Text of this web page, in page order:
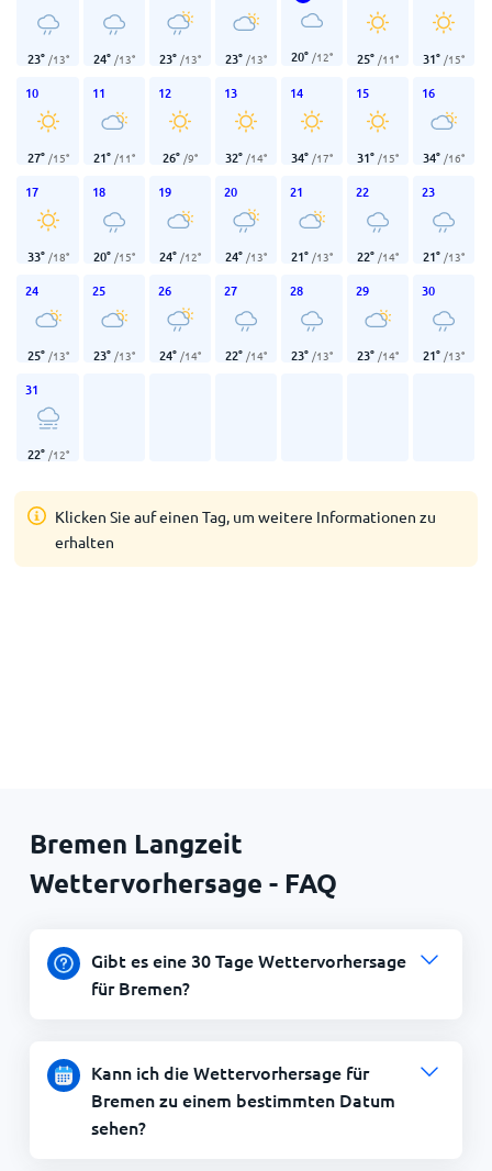
23° /13° 24° /13° 23° /13° 23° /13° 20° /12° 25° /11° 31° /15°
10
27° /15°
11
21° /11°
12
26° /9°
13
32° /14°
14
34° /17°
15
31° /15°
16
34° /16°
17
33° /18°
18
20° /15°
19
24° /12°
20
24° /13°
21
21° /13°
22
22° /14°
23
21° /13°
24
25° /13°
25
23° /13°
26
24° /14°
27
22° /14°
28
23° /13°
29
23° /14°
30
21° /13°
31
22° /12°
Klicken Sie auf einen Tag, um weitere Informationen zu
erhalten
Bremen Langzeit
Wettervorhersage - FAQ
Gibt es eine 30 Tage Wettervorhersage
für Bremen?
Kann ich die Wettervorhersage für
Bremen zu einem bestimmten Datum
sehen?